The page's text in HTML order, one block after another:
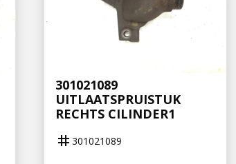
301021089
UITLAATSPRUISTUK
RECHTS CILINDER1
tag 301021089